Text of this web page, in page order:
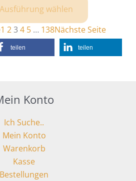
Ausführung wählen
1 2 3 4 5 … 138Nächste Seite
teilen teilen
Konto
Ich Suche..
Mein Konto
Warenkorb
Kasse
Bestellungen